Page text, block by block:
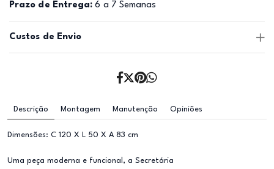
Prazo de Entrega: 6 a 7 Semanas
Custos de Envio
Descrição Montagem Manutenção Opiniões
Dimensões: C 120 X L 50 X A 83 cm
Uma peça moderna e funcional, a Secretária